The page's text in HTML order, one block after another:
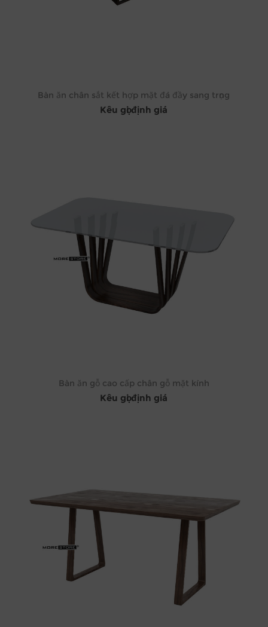
Bàn ăn chân sắt kết hợp mặt đá đầy sang trọng
Kêu gọi định giá
Bàn ăn gỗ cao cấp chân gỗ mặt kính
Kêu gọi định giá